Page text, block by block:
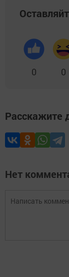
0 0
Расскажите
Нет